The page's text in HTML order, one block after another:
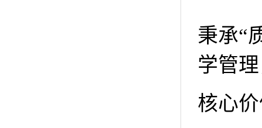
秉承“
学管
核心